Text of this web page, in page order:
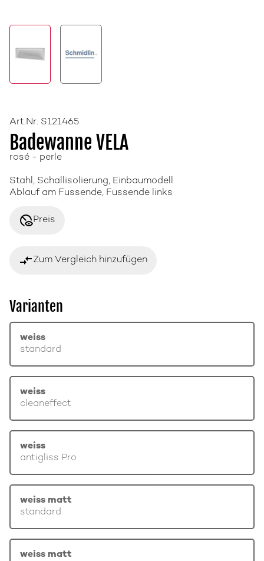
Art.Nr. S121465
Badewanne VELA
rosé - perle
Stahl, Schallisolierung, Einbaumodell
Ablauf am Fussende, Fussende links
disabled_visiblePreis
compare_arrowsZum Vergleich hinzufügen
Varianten
weiss
standard
weiss
cleaneffect
weiss
antigliss Pro
weiss matt
standard
weiss matt